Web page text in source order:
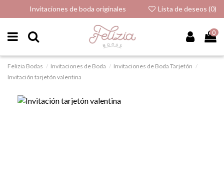
Invitaciones de boda originales Lista de deseos (0)
0
Felizia Bodas Invitaciones de Boda
Invitaciones de Boda Tarjetón
Invitación tarjetón valentina